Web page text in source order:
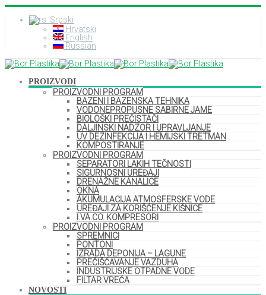
Srpski
Hrvatski
English
Russian
PROIZVODI
PROIZVODNI PROGRAM
BAZENI I BAZENSKA TEHNIKA
VODONEPROPUSNE SABIRNE JAME
BIOLOŠKI PREČISTAČI
DALJINSKI NADZOR I UPRAVLJANJE
UV DEZINFEKCIJA I HEMIJSKI TRETMAN
KOMPOSTIRANJE
PROIZVODNI PROGRAM
SEPARATORI LAKIH TEČNOSTI
SIGURNOSNI UREĐAJI
DRENAŽNE KANALICE
OKNA
AKUMULACIJA ATMOSFERSKE VODE
UREĐAJI ZA KORIŠĆENJE KIŠNICE
I.VA.CO. KOMPRESORI
PROIZVODNI PROGRAM
SPREMNICI
PONTONI
IZRADA DEPONIJA – LAGUNE
PREČIŠĆAVANJE VAZDUHA
INDUSTRIJSKE OTPADNE VODE
FILTAR VREĆA
NOVOSTI